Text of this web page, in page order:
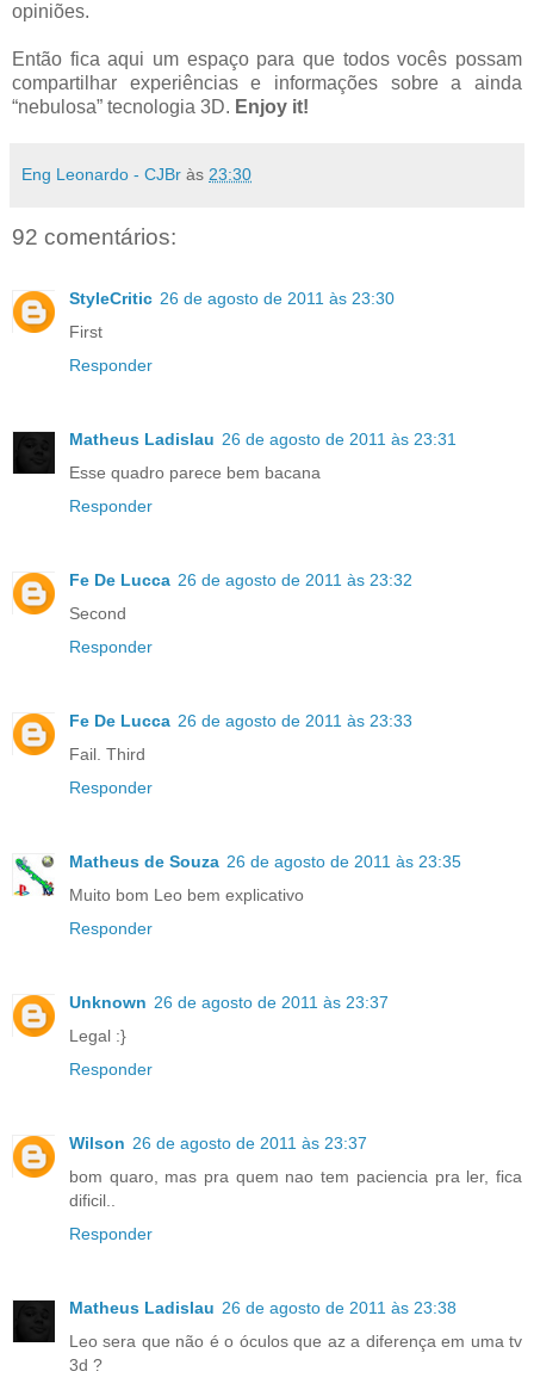
opiniões.
Então fica aqui um espaço para que todos vocês possam
compartilhar experiências e informações sobre a ainda
“nebulosa” tecnologia 3D. Enjoy it!
Eng Leonardo - CJBr às 23:30
92 comentários:
StyleCritic 26 de agosto de 2011 às 23:30
First
Responder
Matheus Ladislau 26 de agosto de 2011 às 23:31
Esse quadro parece bem bacana
Responder
Fe De Lucca 26 de agosto de 2011 às 23:32
Second
Responder
Fe De Lucca 26 de agosto de 2011 às 23:33
Fail. Third
Responder
Matheus de Souza 26 de agosto de 2011 às 23:35
Muito bom Leo bem explicativo
Responder
Unknown 26 de agosto de 2011 às 23:37
Legal :}
Responder
Wilson 26 de agosto de 2011 às 23:37
bom quaro, mas pra quem nao tem paciencia pra ler, fica
dificil..
Responder
Matheus Ladislau 26 de agosto de 2011 às 23:38
Leo sera que não é o óculos que az a diferença em uma tv
3d ?